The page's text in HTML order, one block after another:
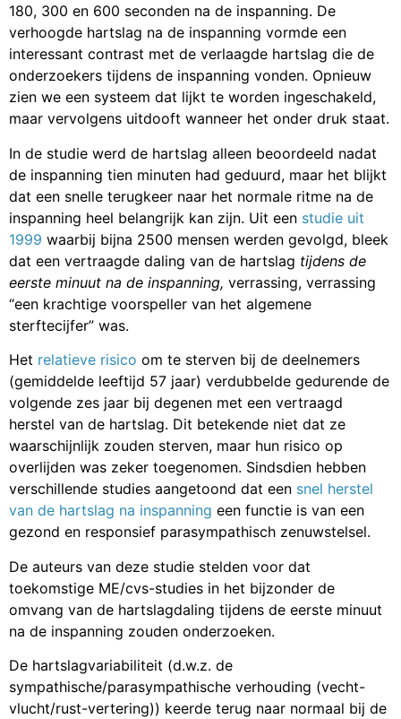
180, 300 en 600 seconden na de inspanning. De
verhoogde hartslag na de inspanning vormde een
interessant contrast met de verlaagde hartslag die de
onderzoekers tijdens de inspanning vonden. Opnieuw
zien we een systeem dat lijkt te worden ingeschakeld,
maar vervolgens uitdooft wanneer het onder druk staat.
In de studie werd de hartslag alleen beoordeeld nadat
de inspanning tien minuten had geduurd, maar het blijkt
dat een snelle terugkeer naar het normale ritme na de
inspanning heel belangrijk kan zijn. Uit een studie uit
1999 waarbij bijna 2500 mensen werden gevolgd, bleek
dat een vertraagde daling van de hartslag tijdens de
eerste minuut na de inspanning, verrassing, verrassing
“een krachtige voorspeller van het algemene
sterftecijfer” was.
Het relatieve risico om te sterven bij de deelnemers
(gemiddelde leeftijd 57 jaar) verdubbelde gedurende de
volgende zes jaar bij degenen met een vertraagd
herstel van de hartslag. Dit betekende niet dat ze
waarschijnlijk zouden sterven, maar hun risico op
overlijden was zeker toegenomen. Sindsdien hebben
verschillende studies aangetoond dat een snel herstel
van de hartslag na inspanning een functie is van een
gezond en responsief parasympathisch zenuwstelsel.
De auteurs van deze studie stelden voor dat
toekomstige ME/cvs-studies in het bijzonder de
omvang van de hartslagdaling tijdens de eerste minuut
na de inspanning zouden onderzoeken.
De hartslagvariabiliteit (d.w.z. de
sympathische/parasympathische verhouding (vecht-
vlucht/rust-vertering)) keerde terug naar normaal bij de